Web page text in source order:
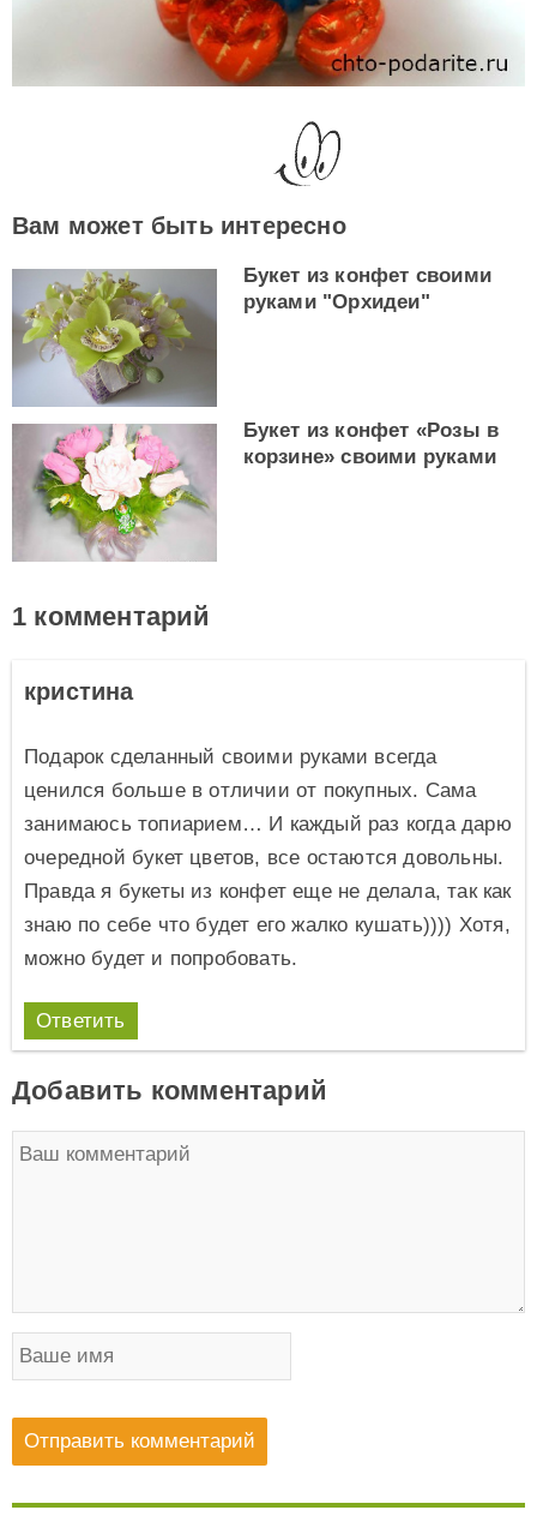
Вам может быть интересно
Букет из конфет своими
руками "Орхидеи"
Букет из конфет «Розы в
корзине» своими руками
1 комментарий
кристина
Подарок сделанный своими руками всегда
ценился больше в отличии от покупных. Сама
занимаюсь топиарием… И каждый раз когда дарю
очередной букет цветов, все остаются довольны.
Правда я букеты из конфет еще не делала, так как
знаю по себе что будет его жалко кушать)))) Хотя,
можно будет и попробовать.
Ответить
Добавить комментарий